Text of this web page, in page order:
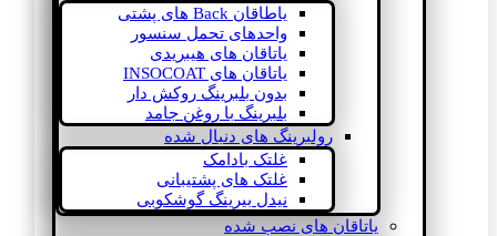
یاطاقان Back های پشتی
واحدهای تحمل سنسور
یاتاقان های هیبریدی
یاتاقان های INSOCOAT
بدون بلبرینگ روکش دار
بلبرینگ با روغن جامد
رولبرینگ های دنبال شده
غلتک بادامک
غلتک های پشتیبانی
نیدل بیرینگ گوشکوبی
یاتاقان های نصب شده